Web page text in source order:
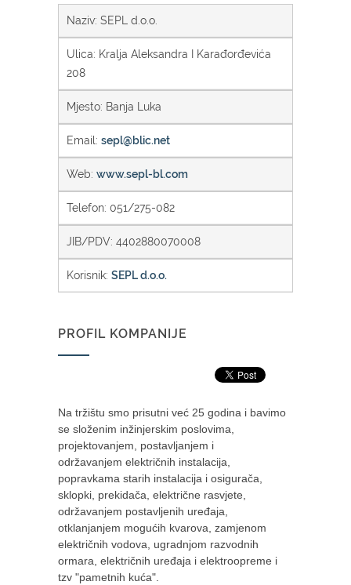
Naziv: SEPL d.o.o.
Ulica: Kralja Aleksandra I Karađorđevića
208
Mjesto: Banja Luka
Email: sepl@blic.net
Web: www.sepl-bl.com
Telefon: 051/275-082
JIB/PDV: 4402880070008
Korisnik: SEPL d.o.o.
PROFIL KOMPANIJE
Na tržištu smo prisutni već 25 godina i bavimo
se složenim inžinjerskim poslovima,
projektovanjem, postavljanjem i
održavanjem električnih instalacija,
popravkama starih instalacija i osigurača,
sklopki, prekidača, električne rasvjete,
održavanjem postavljenih uređaja,
otklanjanjem mogućih kvarova, zamjenom
električnih vodova, ugradnjom razvodnih
ormara, električnih uređaja i elektroopreme i
tzv "pametnih kuća".